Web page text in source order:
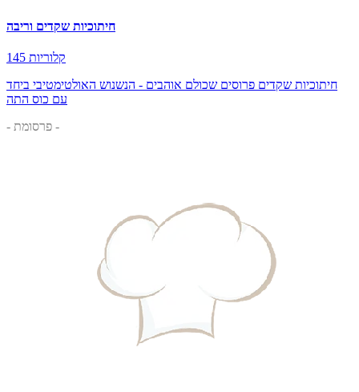
חיתוכיות שקדים וריבה
145 קלוריות
חיתוכיות שקדים פרוסים שכולם אוהבים - הנשנוש האולטימטיבי ביחד
עם כוס התה
- פרסומת -